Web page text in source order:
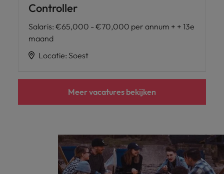
Controller
Salaris: €65,000 - €70,000 per annum + + 13e
maand
Locatie: Soest
Meer vacatures bekijken